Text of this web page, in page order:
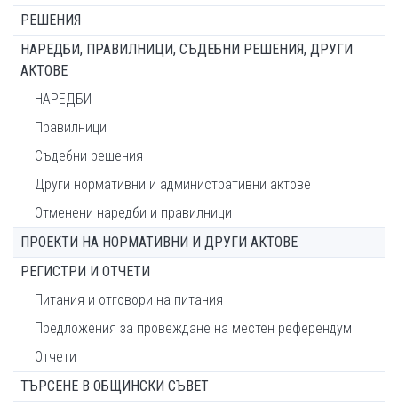
РЕШЕНИЯ
НАРЕДБИ, ПРАВИЛНИЦИ, СЪДЕБНИ РЕШЕНИЯ, ДРУГИ
АКТОВЕ
НАРЕДБИ
Правилници
Съдебни решения
Други нормативни и административни актове
Отменени наредби и правилници
ПРОЕКТИ НА НОРМАТИВНИ И ДРУГИ АКТОВЕ
РЕГИСТРИ И ОТЧЕТИ
Питания и отговори на питания
Предложения за провеждане на местен референдум
Отчети
ТЪРСЕНЕ В ОБЩИНСКИ СЪВЕТ